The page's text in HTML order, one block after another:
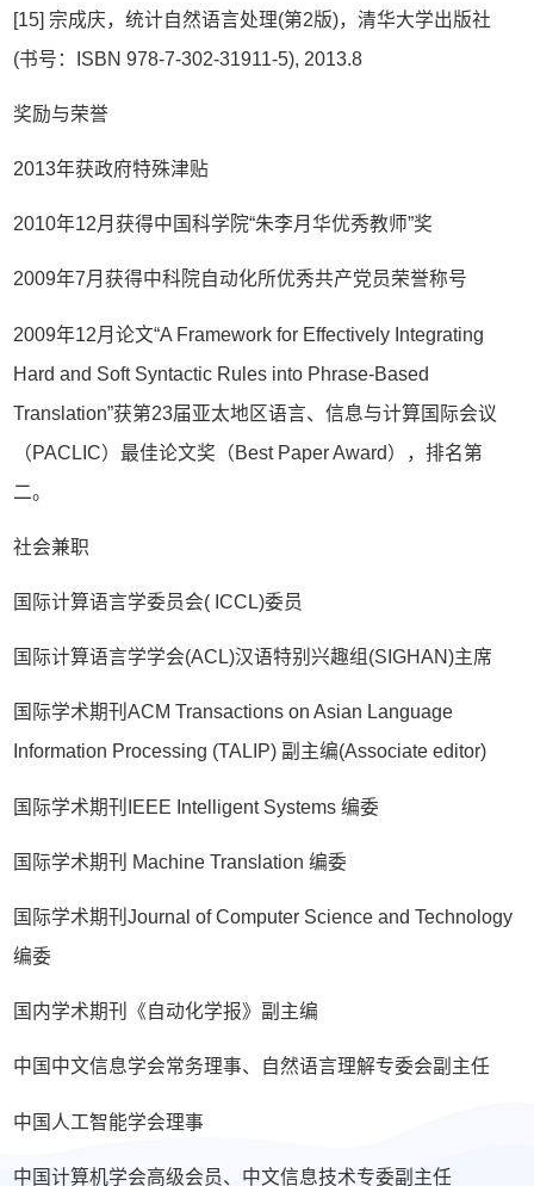
[15] 宗成庆，统计自然语言处理(第2版)，清华大学出版社
(书号：ISBN 978-7-302-31911-5), 2013.8
奖励与荣誉
2013年获政府特殊津贴
2010年12月获得中国科学院“朱李月华优秀教师”奖
2009年7月获得中科院自动化所优秀共产党员荣誉称号
2009年12月论文“A Framework for Effectively Integrating
Hard and Soft Syntactic Rules into Phrase-Based
Translation”获第23届亚太地区语言、信息与计算国际会议
（PACLIC）最佳论文奖（Best Paper Award），排名第
二。
社会兼职
国际计算语言学委员会( ICCL)委员
国际计算语言学学会(ACL)汉语特别兴趣组(SIGHAN)主席
国际学术期刊ACM Transactions on Asian Language
Information Processing (TALIP) 副主编(Associate editor)
国际学术期刊IEEE Intelligent Systems 编委
国际学术期刊 Machine Translation 编委
国际学术期刊Journal of Computer Science and Technology
编委
国内学术期刊《自动化学报》副主编
中国中文信息学会常务理事、自然语言理解专委会副主任
中国人工智能学会理事
中国计算机学会高级会员、中文信息技术专委副主任